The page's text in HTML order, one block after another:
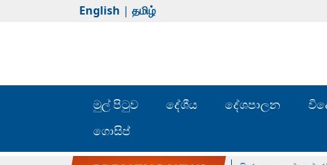
English | தமிழ்
මුල් පිටුව දේශීය දේශපාලන
ගොසිප්